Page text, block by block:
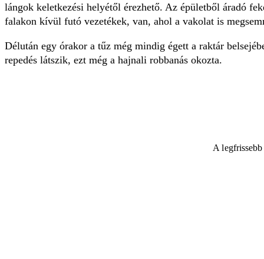
lángok keletkezési helyétől érezhető. Az épületből áradó
falakon kívül futó vezetékek, van, ahol a vakolat is
Délután egy órakor a tűz még mindig égett a raktár
repedés látszik, ezt még a hajnali robbanás okozta.
A